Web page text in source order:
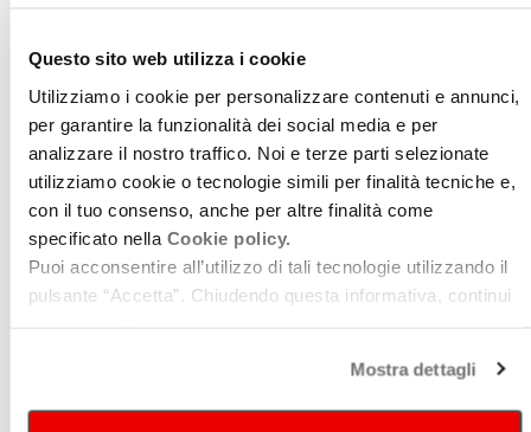
Questo sito web utilizza i cookie
Utilizziamo i cookie per personalizzare contenuti e annunci,
per garantire la funzionalità dei social media e per
analizzare il nostro traffico. Noi e terze parti selezionate
utilizziamo cookie o tecnologie simili per finalità tecniche e,
con il tuo consenso, anche per altre finalità come
specificato nella Cookie policy.
Puoi acconsentire all’utilizzo di tali tecnologie utilizzando il
pulsante “Accetta”. Chiudendo questa informativa, continui
Mostra dettagli
TEATRO GIUSEPPE VERDI